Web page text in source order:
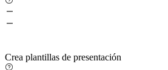
Crea plantillas de presentación